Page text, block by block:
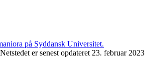
er senest opdateret 23. februar 2023